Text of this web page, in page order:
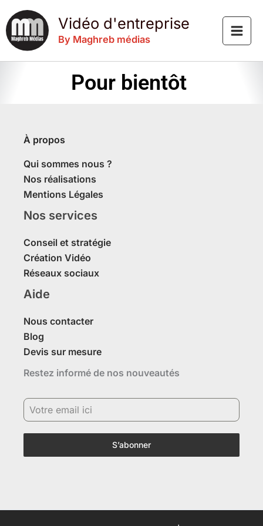
au
contenu
Vidéo d'entreprise
By Maghreb médias
Pour bientôt
À propos
Qui sommes nous ?
Nos réalisations
Mentions Légales
Nos services
Conseil et stratégie
Création Vidéo
Réseaux sociaux
Aide
Nous contacter
Blog
Devis sur mesure
Restez informé de nos nouveautés
S’abonner